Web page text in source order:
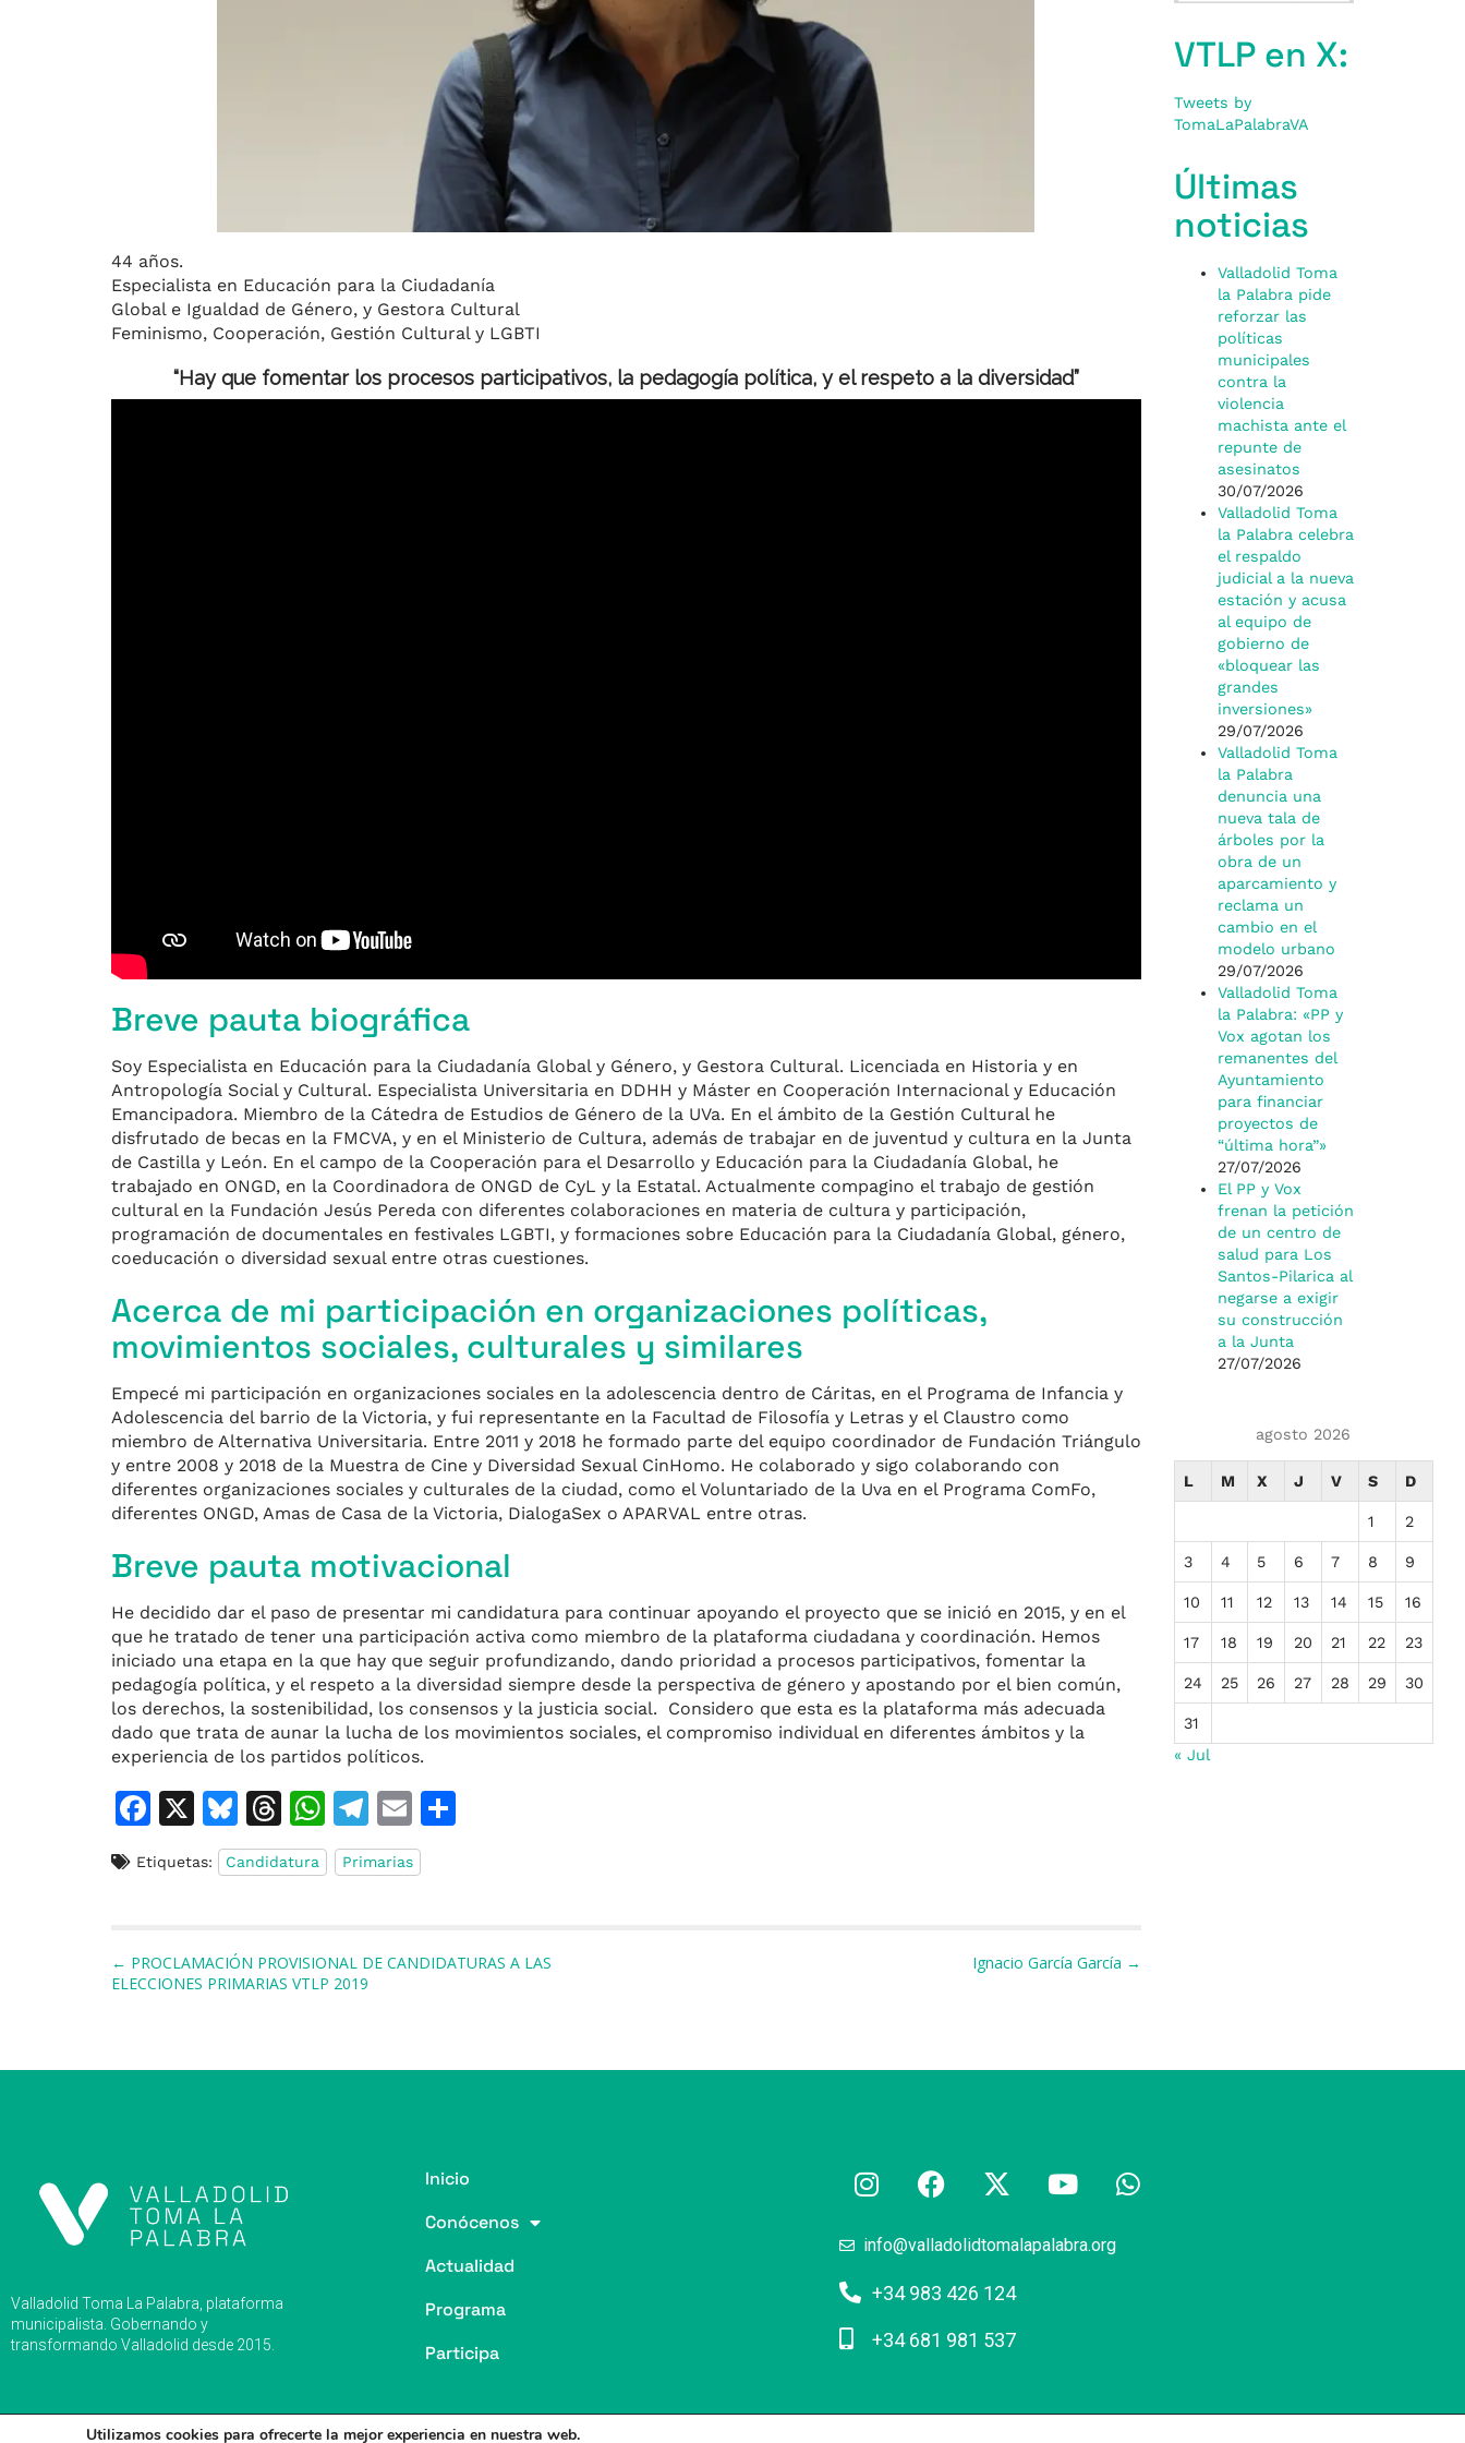
44 años.
Especialista en Educación para la Ciudadanía
Global e Igualdad de Género, y Gestora Cultural
Feminismo, Cooperación, Gestión Cultural y LGBTI
“Hay que fomentar los procesos participativos, la pedagogía política, y el respeto a la diversidad”
Breve pauta biográfica
Soy Especialista en Educación para la Ciudadanía Global y Género, y Gestora Cultural. Licenciada en Historia y en
Antropología Social y Cultural. Especialista Universitaria en DDHH y Máster en Cooperación Internacional y Educación
Emancipadora. Miembro de la Cátedra de Estudios de Género de la UVa. En el ámbito de la Gestión Cultural he
disfrutado de becas en la FMCVA, y en el Ministerio de Cultura, además de trabajar en de juventud y cultura en la Junta
de Castilla y León. En el campo de la Cooperación para el Desarrollo y Educación para la Ciudadanía Global, he
trabajado en ONGD, en la Coordinadora de ONGD de CyL y la Estatal. Actualmente compagino el trabajo de gestión
cultural en la Fundación Jesús Pereda con diferentes colaboraciones en materia de cultura y participación,
programación de documentales en festivales LGBTI, y formaciones sobre Educación para la Ciudadanía Global, género,
coeducación o diversidad sexual entre otras cuestiones.
Acerca de mi participación en organizaciones políticas,
movimientos sociales, culturales y similares
Empecé mi participación en organizaciones sociales en la adolescencia dentro de Cáritas, en el Programa de Infancia y
Adolescencia del barrio de la Victoria, y fui representante en la Facultad de Filosofía y Letras y el Claustro como
miembro de Alternativa Universitaria. Entre 2011 y 2018 he formado parte del equipo coordinador de Fundación Triángulo
y entre 2008 y 2018 de la Muestra de Cine y Diversidad Sexual CinHomo. He colaborado y sigo colaborando con
diferentes organizaciones sociales y culturales de la ciudad, como el Voluntariado de la Uva en el Programa ComFo,
diferentes ONGD, Amas de Casa de la Victoria, DialogaSex o APARVAL entre otras.
Breve pauta motivacional
He decidido dar el paso de presentar mi candidatura para continuar apoyando el proyecto que se inició en 2015, y en el
que he tratado de tener una participación activa como miembro de la plataforma ciudadana y coordinación. Hemos
iniciado una etapa en la que hay que seguir profundizando, dando prioridad a procesos participativos, fomentar la
pedagogía política, y el respeto a la diversidad siempre desde la perspectiva de género y apostando por el bien común,
los derechos, la sostenibilidad, los consensos y la justicia social. Considero que esta es la plataforma más adecuada
dado que trata de aunar la lucha de los movimientos sociales, el compromiso individual en diferentes ámbitos y la
experiencia de los partidos políticos.
F
c
b
o
X
Bl
u
e
k
y
T
h
re
d
s
W
h
at
A
p
T
el
e
a
m
E
m
ai
ar
ti
Etiquetas: Candidatura Primarias
Navegación de entradas
← PROCLAMACIÓN PROVISIONAL DE CANDIDATURAS A LAS
ELECCIONES PRIMARIAS VTLP 2019
Ignacio García García →
VTLP en X:
Tweets by
TomaLaPalabraVA
Últimas
noticias
Valladolid Toma
la Palabra pide
reforzar las
políticas
municipales
contra la
violencia
machista ante el
repunte de
asesinatos
30/07/2026
Valladolid Toma
la Palabra celebra
el respaldo
judicial a la nueva
estación y acusa
al equipo de
gobierno de
«bloquear las
grandes
inversiones»
29/07/2026
Valladolid Toma
la Palabra
denuncia una
nueva tala de
árboles por la
obra de un
aparcamiento y
reclama un
cambio en el
modelo urbano
29/07/2026
Valladolid Toma
la Palabra: «PP y
Vox agotan los
remanentes del
Ayuntamiento
para financiar
proyectos de
“última hora”»
27/07/2026
El PP y Vox
frenan la petición
de un centro de
salud para Los
Santos-Pilarica al
negarse a exigir
su construcción
a la Junta
27/07/2026
agosto 2026
L M X J V S D
1 2
3 4 5 6 7 8 9
10 11 12 13 14 15 16
17 18 19 20 21 22 23
24 25 26 27 28 29 30
31
« Jul
Valladolid Toma La Palabra, plataforma
municipalista. Gobernando y
transformando Valladolid desde 2015.
Inicio
Conócenos
Actualidad
Programa
Participa
info@valladolidtomalapalabra.org
+34 983 426 124
+34 681 981 537
Utilizamos cookies para ofrecerte la mejor experiencia en nuestra web.